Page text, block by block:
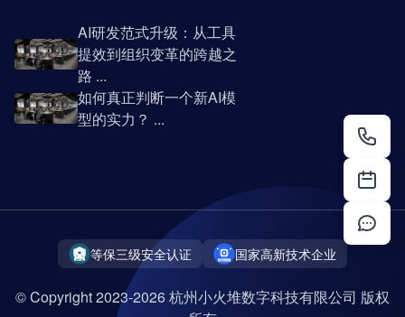
AI研发范式升级：从工具
提效到组织变革的跨越之
路 ...
如何真正判断一个新AI模
型的实力？ ...
等保三级安全认证 国家高新技术企业
© Copyright 2023-2026 杭州小火堆数字科技有限公司 版权